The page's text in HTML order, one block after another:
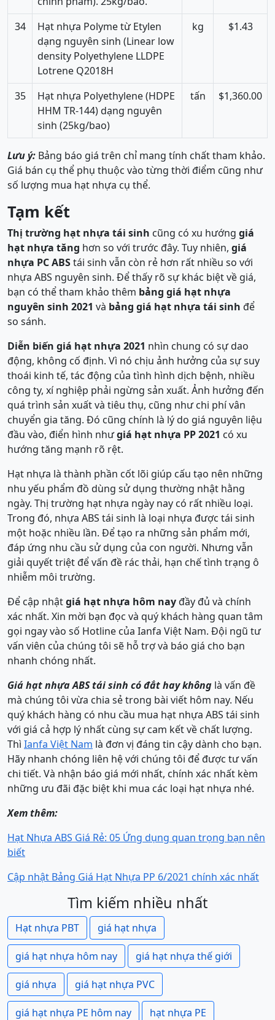
34
Hạt nhựa Polyme từ Etylen
dạng nguyên sinh (Linear low
density Polyethylene LLDPE
Lotrene Q2018H
kg $1.43
35
Hạt nhựa Polyethylene (HDPE
HHM TR-144) dạng nguyên
sinh (25kg/bao)
tấn $1,360.00
Lưu ý: Bảng báo giá trên chỉ mang tính chất tham khảo.
Giá bán cụ thể phụ thuộc vào từng thời điểm cũng như
số lượng mua hạt nhựa cụ thể.
Tạm kết
Thị trường hạt nhựa tái sinh cũng có xu hướng giá
hạt nhựa tăng hơn so với trước đây. Tuy nhiên, giá
nhựa PC ABStái sinh vẫn còn rẻ hơn rất nhiều so với
nhựa ABS nguyên sinh. Để thấy rõ sự khác biệt về giá,
bạn có thể tham khảo thêm bảng giá hạt nhựa
nguyên sinh 2021 và bảng giá hạt nhựa tái sinh để
so sánh.
Diễn biến giá hạt nhựa 2021 nhìn chung có sự dao
động, không cố định. Vì nó chịu ảnh hưởng của sự suy
thoái kinh tế, tác động của tình hình dịch bệnh, nhiều
công ty, xí nghiệp phải ngừng sản xuất. Ảnh hưởng đến
quá trình sản xuất và tiêu thụ, cũng như chi phí vân
chuyển gia tăng. Đó cũng chính là lý do giá nguyên liệu
đầu vào, điển hình nhưgiá hạt nhựa PP 2021 có xu
hướng tăng mạnh rõ rệt.
Hạt nhựa là thành phần cốt lõi giúp cấu tạo nên những
nhu yếu phẩm đồ dùng sử dụng thường nhật hằng
ngày. Thị trường hạt nhựa ngày nay có rất nhiều loại.
Trong đó, nhựa ABS tái sinh là loại nhựa được tái sinh
một hoặc nhiều lần. Để tạo ra những sản phẩm mới,
đáp ứng nhu cầu sử dụng của con người. Nhưng vẫn
giải quyết triệt để vấn đề rác thải, hạn chế tình trạng ô
nhiễm môi trường.
Để cập nhậtgiá hạt nhựa hôm nayđầy đủ và chính
xác nhất. Xin mời bạn đọc và quý khách hàng quan tâm
gọi ngay vào số Hotline của Ianfa Việt Nam. Đội ngũ tư
vấn viên của chúng tôi sẽ hỗ trợ và báo giá cho bạn
nhanh chóng nhất.
Giá hạt nhựa ABS tái sinh có đắt hay không là vấn đề
mà chúng tôi vừa chia sẻ trong bài viết hôm nay. Nếu
quý khách hàng có nhu cầu mua hạt nhựa ABS tái sinh
với giá cả hợp lý nhất cùng sự cam kết về chất lượng.
Thì Ianfa Việt Nam là đơn vị đáng tin cậy dành cho bạn.
Hãy nhanh chóng liên hệ với chúng tôi để được tư vấn
chi tiết. Và nhận báo giá mới nhất, chính xác nhất kèm
những ưu đãi đặc biệt khi mua các loại hạt nhựa nhé.
Xem thêm:
Hạt Nhựa ABS Giá Rẻ: 05 Ứng dụng quan trọng bạn nên
biết
Cập nhật Bảng Giá Hạt Nhựa PP 6/2021 chính xác nhất
Tìm kiếm nhiều nhất
Hạt nhựa PBT giá hạt nhựa
giá hạt nhựa hôm nay giá hạt nhựa thế giới
giá nhựa giá hạt nhựa PVC
giá hạt nhựa PE hôm nay hạt nhựa PE